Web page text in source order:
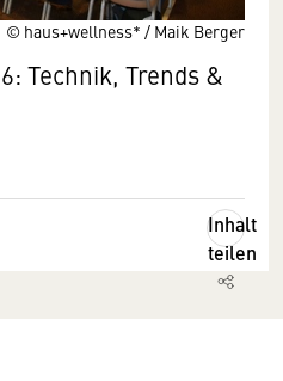
© haus+wellness* / Maik Berger
Technik, Trends &
Inhalt
teilen